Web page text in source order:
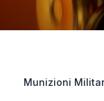
Munizioni